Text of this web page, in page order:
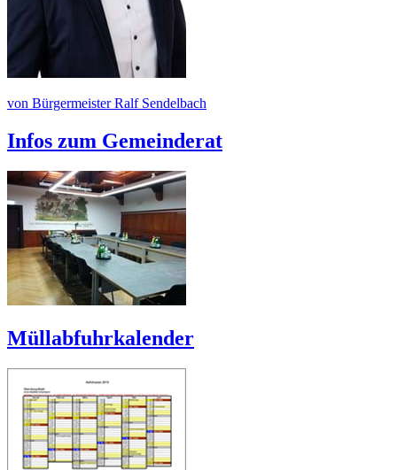
von Bürgermeister Ralf Sendelbach
Infos zum Gemeinderat
Müllabfuhrkalender